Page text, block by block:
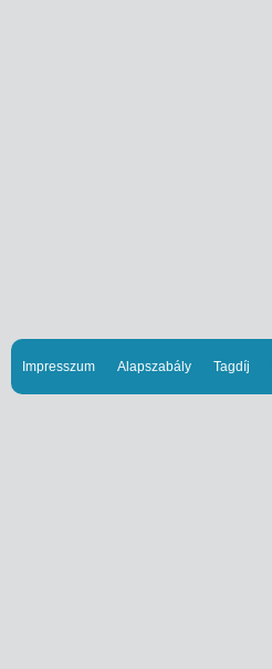
Impresszum Alapszabály Tagdíj